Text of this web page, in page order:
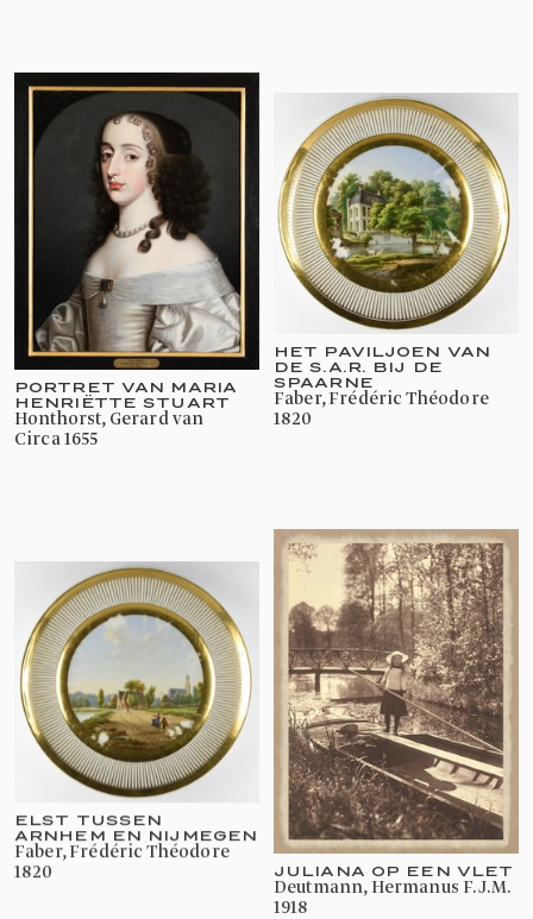
PORTRET VAN MARIA
HENRIËTTE STUART
Honthorst, Gerard van
circa 1655
HET PAVILJOEN VAN
DE S.A.R. BIJ DE
SPAARNE
Faber, Frédéric Théodore
1820
ELST TUSSEN
ARNHEM EN NIJMEGEN
Faber, Frédéric Théodore
1820
JULIANA OP EEN VLET
Deutmann, Hermanus F.J.M.
1918